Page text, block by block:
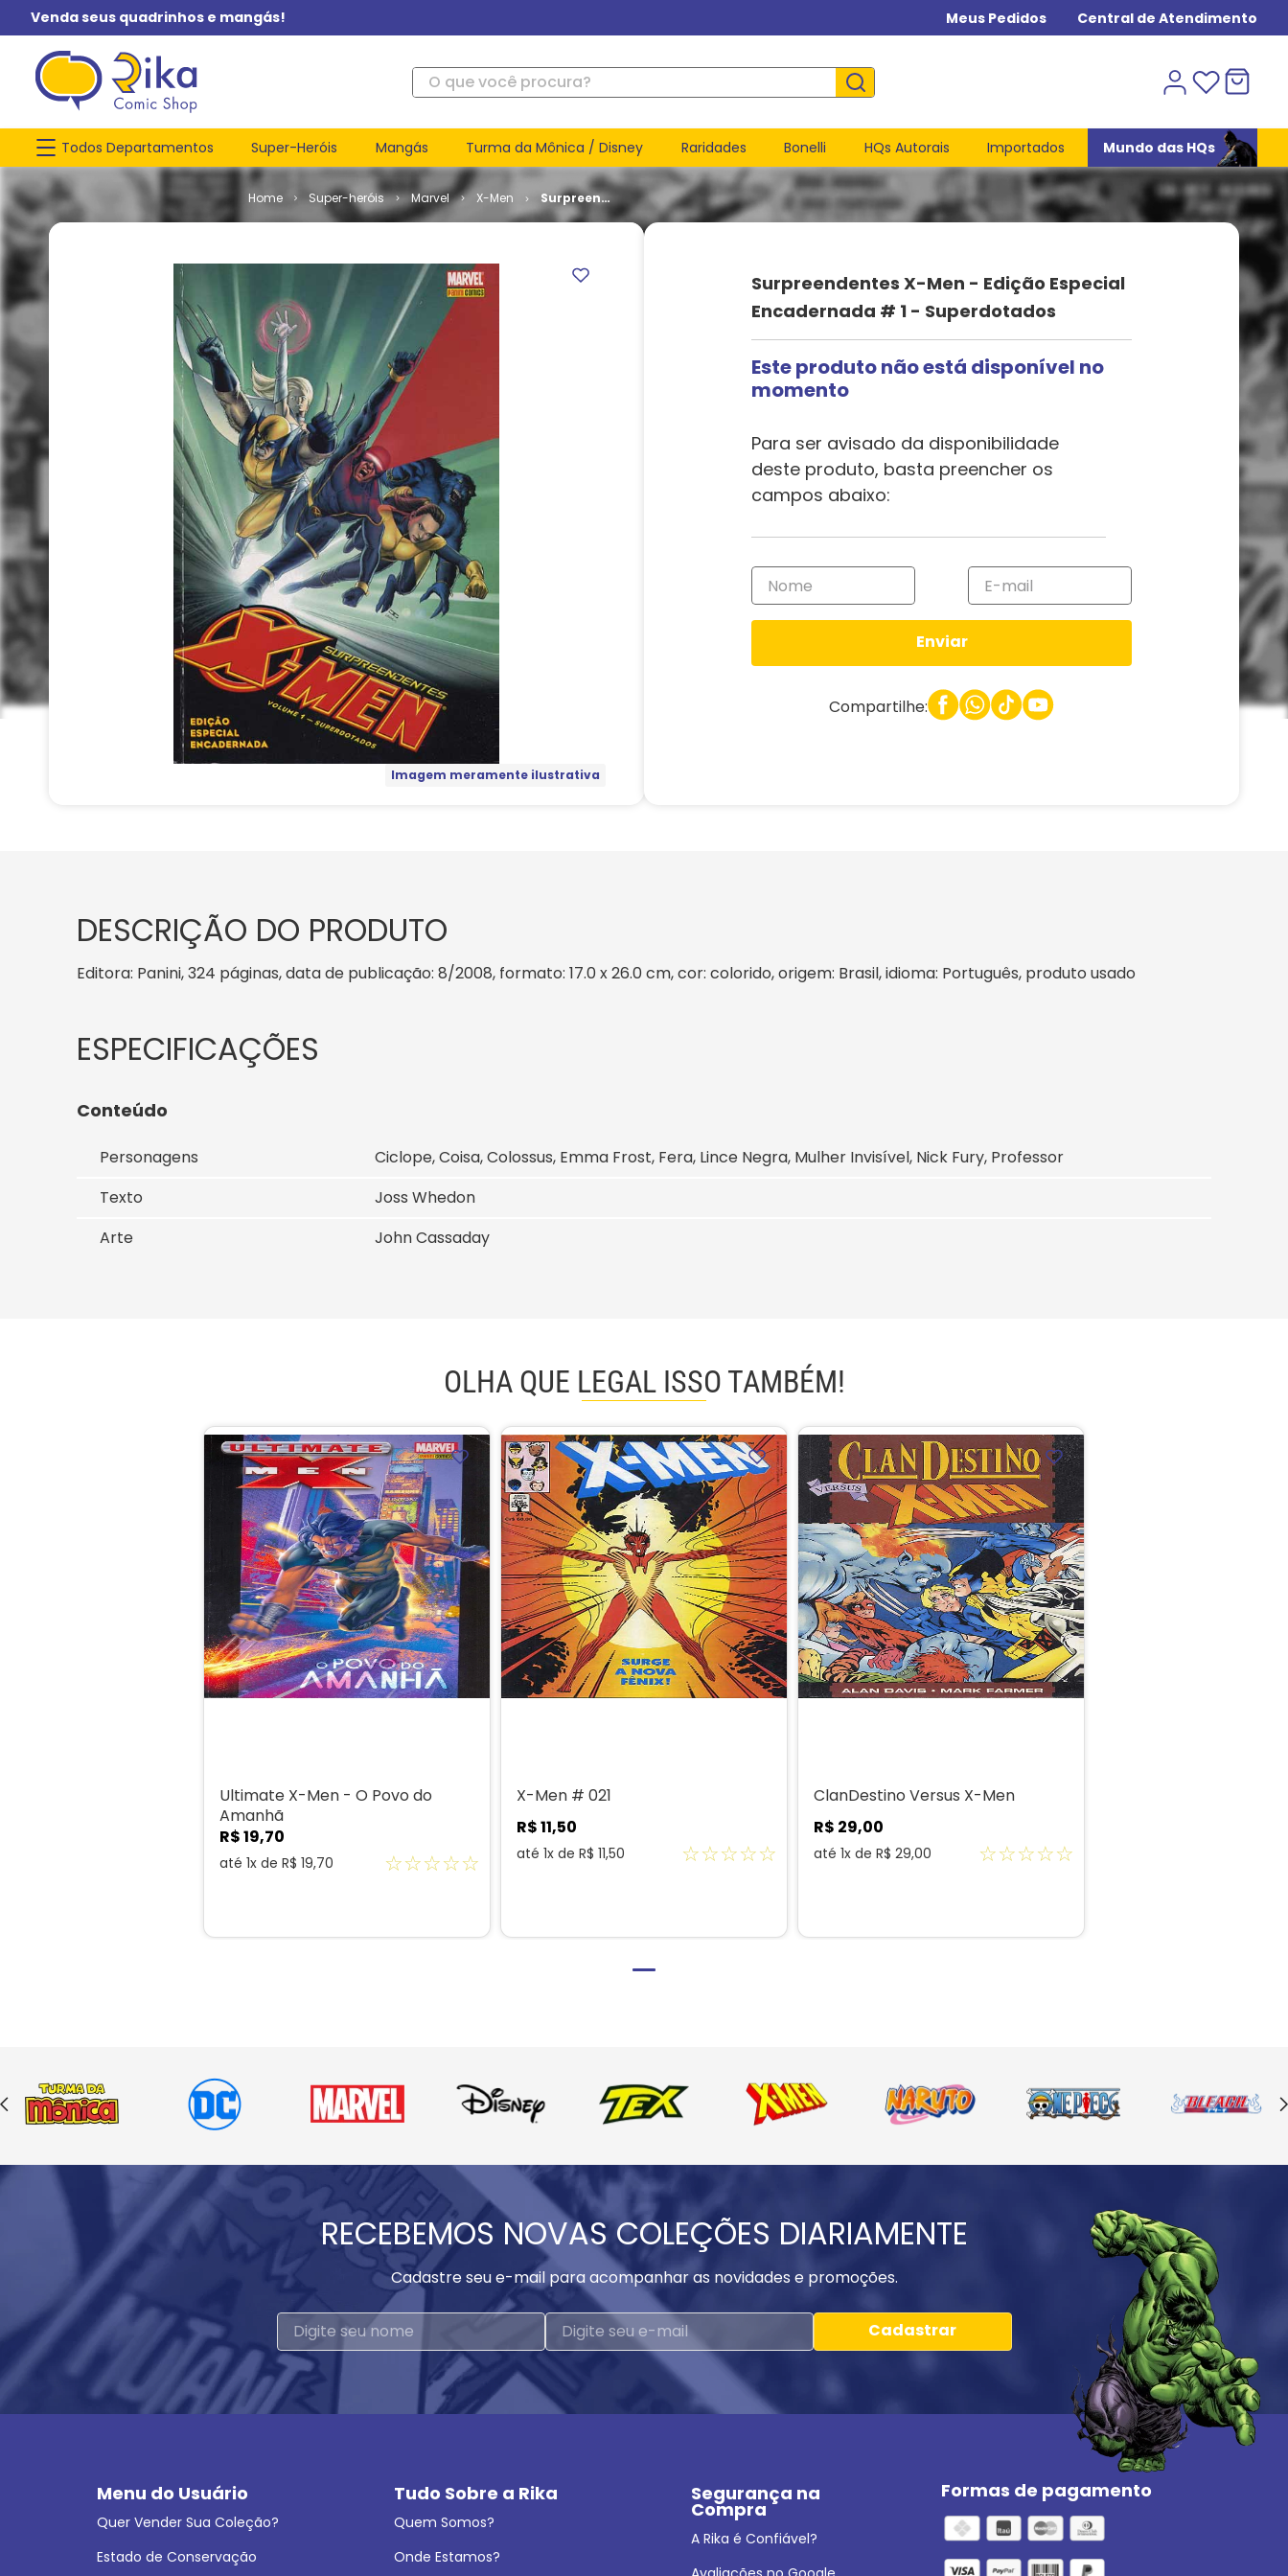
Venda seus quadrinhos e mangás! Meus Pedidos Central de Atendimento
O que você procura?
Todos Departamentos Super-Heróis Mangás Turma da Mônica / Disney Raridades Bonelli HQs Autorais Importados Mundo das HQs
Super-heróis Marvel X-Men
Surpreendentes
X-Men -
Encadernada
Imagem meramente ilustrativa
Surpreendentes X-Men - Edição Especial
Encadernada # 1 - Superdotados
Este produto não está disponível no
momento
Para ser avisado da disponibilidade
deste produto, basta preencher os
campos abaixo:
Enviar
Compartilhe:
DESCRIÇÃO DO PRODUTO
Editora: Panini, 324 páginas, data de publicação: 8/2008, formato: 17.0 x 26.0 cm, cor: colorido, origem: Brasil, idioma: Português, produto usado
Conteúdo
Personagens
Ciclope, Coisa, Colossus, Emma Frost, Fera, Lince Negra, Mulher Invisível, Nick Fury, Professor
Texto
Joss Whedon
Arte
John Cassaday
OLHA QUE LEGAL ISSO TAMBÉM!
Ultimate X-Men - O Povo do
Amanhã
R$19,70
até 1x de R$ 19,70 ☆☆☆☆☆
X-Men # 021
R$11,50
até 1x de R$ 11,50 ☆☆☆☆☆
ClanDestino Versus X-Men
R$ 29,00
até 1x de R$ 29,00 ☆☆☆☆☆
RECEBEMOS NOVAS COLEÇÕES DIARIAMENTE
Cadastre seu e-mail para acompanhar as novidades e promoções.
Cadastrar
Menu do Usuário
Quer Vender Sua Coleção?
Estado de Conservação
Tudo Sobre a Rika
Quem Somos?
Onde Estamos?
Segurança na
Compra
A Rika é Confiável?
Formas de pagamento